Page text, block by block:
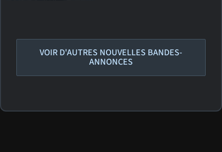
VOIR D'AUTRES NOUVELLES BANDES-
ANNONCES